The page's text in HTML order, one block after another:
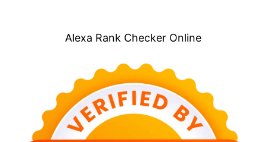
Alexa Rank Checker Online